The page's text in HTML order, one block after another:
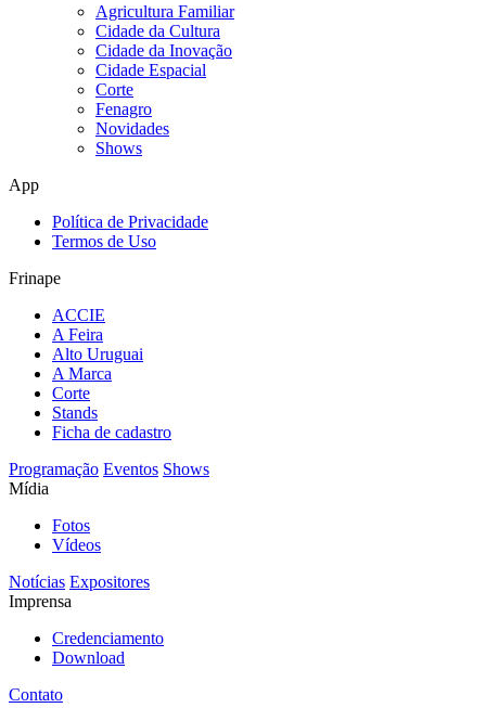
Agricultura Familiar
Cidade da Cultura
Cidade da Inovação
Cidade Espacial
Corte
Fenagro
Novidades
Shows
App
Política de Privacidade
Termos de Uso
Frinape
ACCIE
A Feira
Alto Uruguai
A Marca
Corte
Stands
Ficha de cadastro
Programação Eventos Shows
Mídia
Fotos
Vídeos
Notícias Expositores
Imprensa
Credenciamento
Download
Contato